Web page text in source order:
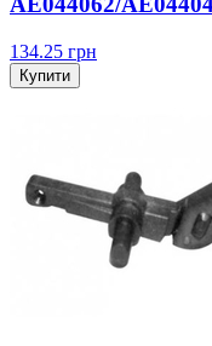
134.25 грн
Купити